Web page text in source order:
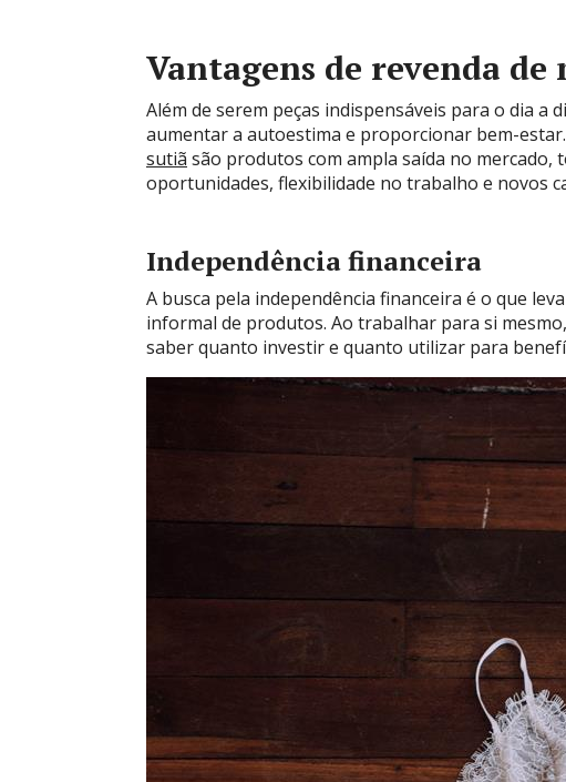
Vantagens de revenda
Além de serem peças indispensáveis para o dia a
aumentar a autoestima e proporcionar bem-
sutiã são produtos com ampla saída no mercado,
oportunidades, flexibilidade no trabalho e novos
Independência financeira
A busca pela independência financeira é o que
informal de produtos. Ao trabalhar para si
saber quanto investir e quanto utilizar para